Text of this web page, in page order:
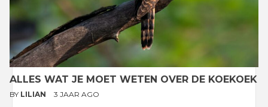
ALLES WAT JE MOET WETEN OVER DE KOEKOEK
BY LILIAN 3 JAAR AGO